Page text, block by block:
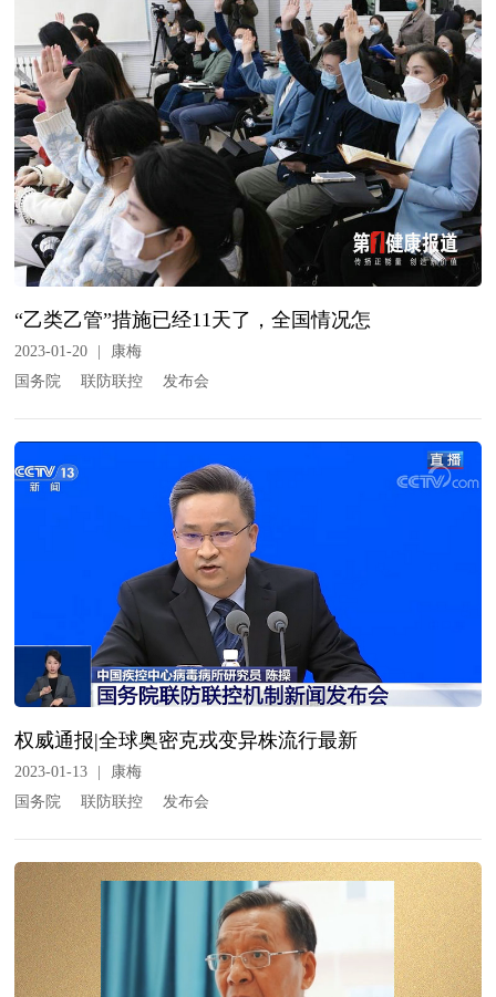
“乙类乙管”措施已经11天了，全国情况怎
2023-01-20
康梅
国务院
联防联控 发布会
权威通报|全球奥密克戎变异株流行最新
2023-01-13 |
康梅
国务院
联防联控 发布会